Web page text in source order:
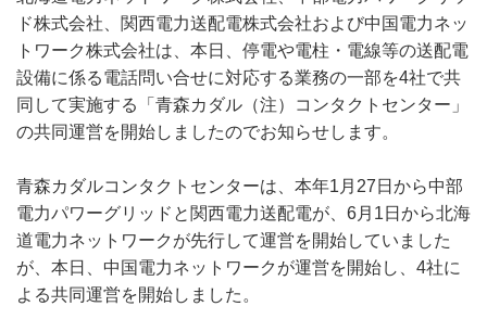
ド株式会社、関西電力送配電株式会社および中国電力ネッ
トワーク株式会社は、本日、停電や電柱・電線等の送配電
設備に係る電話問い合せに対応する業務の一部を4社で共
同して実施する「青森カダル（注）コンタクトセンター」
の共同運営を開始しましたのでお知らせします。
青森カダルコンタクトセンターは、本年1月27日から中部
電力パワーグリッドと関西電力送配電が、6月1日から北海
道電力ネットワークが先行して運営を開始していました
が、本日、中国電力ネットワークが運営を開始し、4社に
よる共同運営を開始しました。